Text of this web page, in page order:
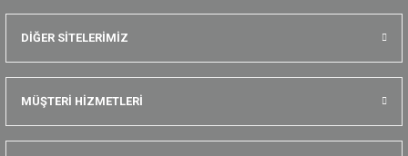
DİĞER SİTELERİMİZ
MÜŞTERİ HİZMETLERİ